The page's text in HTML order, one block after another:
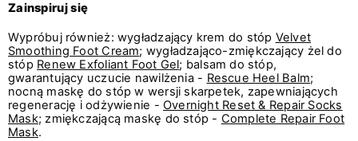
Zainspiruj się
Wypróbuj również: wygładzający krem do stóp Velvet
Smoothing Foot Cream; wygładzająco-zmiękczający żel do
stóp Renew Exfoliant Foot Gel; balsam do stóp,
gwarantujący uczucie nawilżenia - Rescue Heel Balm;
nocną maskę do stóp w wersji skarpetek, zapewniających
regenerację i odżywienie - Overnight Reset & Repair Socks
Mask; zmiękczającą maskę do stóp - Complete Repair Foot
Mask.